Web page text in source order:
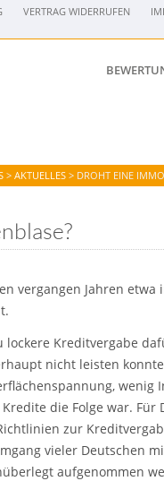
VERTRAG WIDERRUFEN
> AKTUELLES > DROHT EINE
vergangen Jahren
lockere Kreditvergabe
nicht leisten
wenig
die Folge war. Für
zur
vieler Deutschen
aufgenommen